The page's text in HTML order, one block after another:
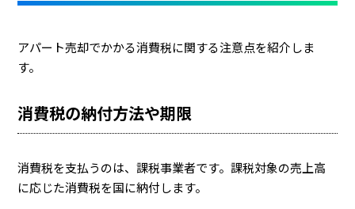
アパート売却でかかる消費税に関する注意点を紹介しま
す。
消費税の納付方法や期限
消費税を支払うのは、課税事業者です。課税対象の売上高
に応じた消費税を国に納付します。